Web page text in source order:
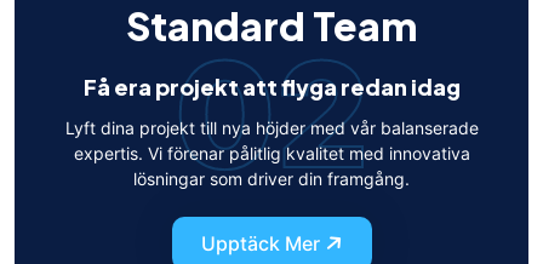
02
Standard Team
Få era projekt att flyga redan idag
Lyft dina projekt till nya höjder med vår balanserade
expertis. Vi förenar pålitlig kvalitet med innovativa
lösningar som driver din framgång.
Upptäck Mer